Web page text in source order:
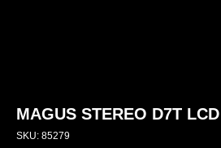
MAGUS STEREO D7T
SKU: 85279